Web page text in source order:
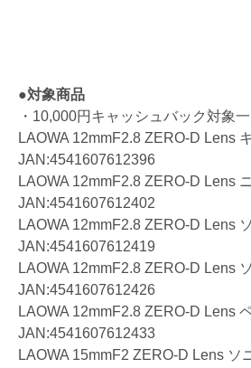
●対象商品
・10,000円キャッシュバック対象
LAOWA 12mmF2.8 ZERO-D Lens
JAN:4541607612396
LAOWA 12mmF2.8 ZERO-D Lens
JAN:4541607612402
LAOWA 12mmF2.8 ZERO-D Lens
JAN:4541607612419
LAOWA 12mmF2.8 ZERO-D Lens
JAN:4541607612426
LAOWA 12mmF2.8 ZERO-D Lens
JAN:4541607612433
LAOWA 15mmF2 ZERO-D Lens ソ